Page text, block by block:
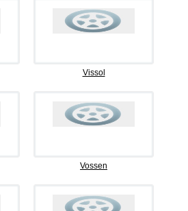
Vissol
Vossen